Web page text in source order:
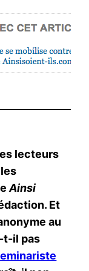
lecteurs
Ainsi
Et
au
t-il pas